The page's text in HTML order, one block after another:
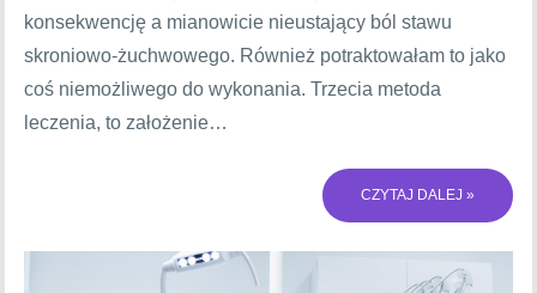
konsekwencję a mianowicie nieustający ból stawu
skroniowo-żuchwowego. Również potraktowałam to jako
coś niemożliwego do wykonania. Trzecia metoda
leczenia, to założenie…
CZYTAJ DALEJ »